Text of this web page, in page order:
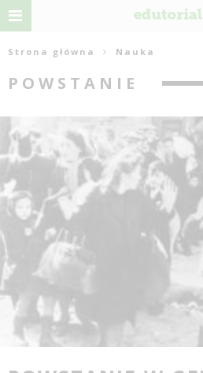
Strona główna Nauka
POWSTANIE